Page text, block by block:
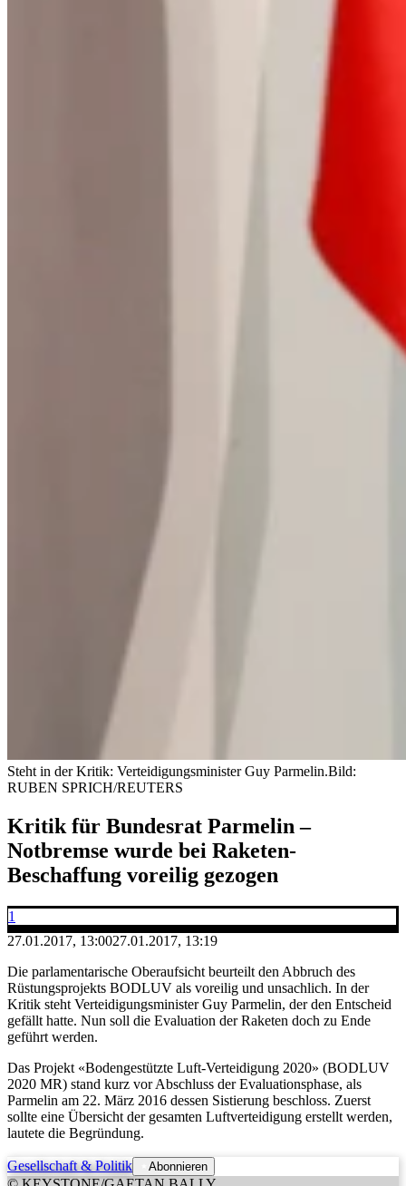
Steht in der Kritik: Verteidigungsminister Guy Parmelin.Bild:
RUBEN SPRICH/REUTERS
Kritik für Bundesrat Parmelin –
Notbremse wurde bei Raketen-
Beschaffung voreilig gezogen
1
27.01.2017, 13:0027.01.2017, 13:19
Die parlamentarische Oberaufsicht beurteilt den Abbruch des
Rüstungsprojekts BODLUV als voreilig und unsachlich. In der
Kritik steht Verteidigungsminister Guy Parmelin, der den Entscheid
gefällt hatte. Nun soll die Evaluation der Raketen doch zu Ende
geführt werden.
Das Projekt «Bodengestützte Luft-Verteidigung 2020» (BODLUV
2020 MR) stand kurz vor Abschluss der Evaluationsphase, als
Parmelin am 22. März 2016 dessen Sistierung beschloss. Zuerst
sollte eine Übersicht der gesamten Luftverteidigung erstellt werden,
lautete die Begründung.
Gesellschaft & Politik Abonnieren